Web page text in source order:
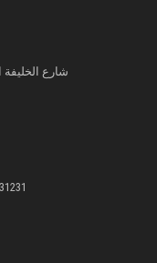
شارع الخليفة
- 26831474